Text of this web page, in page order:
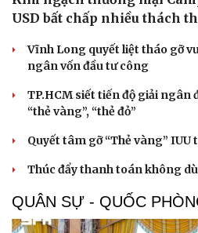
USD bất chấp nhiều thách
Vĩnh Long quyết liệt tháo gỡ
ngân vốn đầu tư công
TP.HCM siết tiến độ giải ngân
“thẻ vàng”, “thẻ đỏ”
Quyết tâm gỡ “Thẻ vàng”
Thúc đẩy thanh toán không
QUÂN SỰ - QUỐC